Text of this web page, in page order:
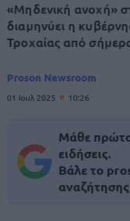
«Μηδενική ανοχή»
διαμηνύει η
Τροχαίας από
Proson Newsroom
01 Ιουλ 2025 10:26
Μάθε
ειδήσεις.
Βάλε το